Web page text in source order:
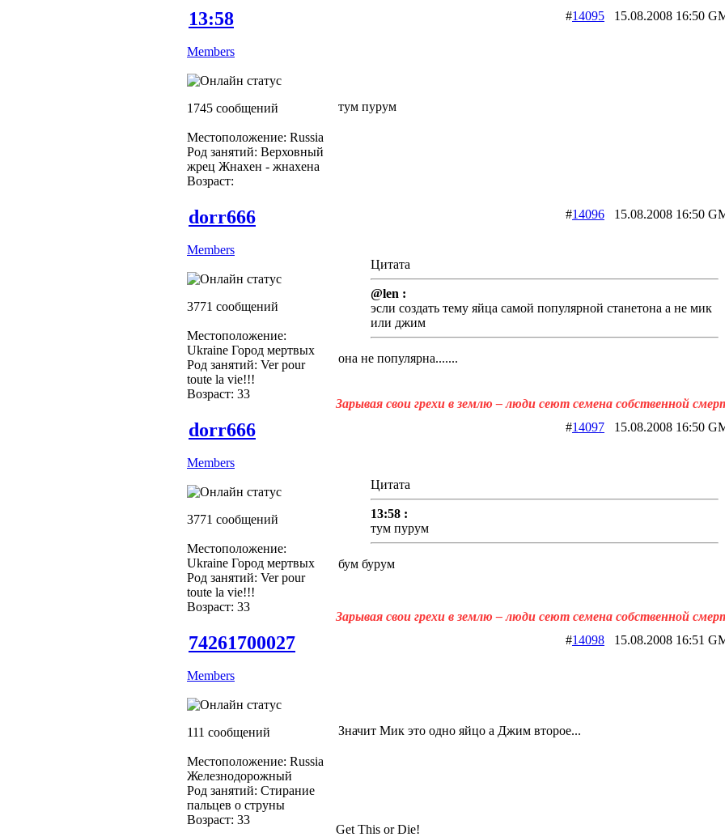
13:58
Members
1745 сообщений
Местоположение: Russia
Род занятий: Верховный
жрец Жнахен - жнахена
Возраст:
#14095 15.08.2008 16:50
тум пурум
dorr666
Members
3771 сообщений
Местоположение:
Ukraine Город мертвых
Род занятий: Ver pour
toute la vie!!!
Возраст: 33
#14096 15.08.2008 16:50
Цитата
@len :
эсли создать тему яйца самой популярной станетона а не мик
или джим
она не популярна.......
Зарывая свои грехи в землю – люди сеют семена собственной
dorr666
Members
3771 сообщений
Местоположение:
Ukraine Город мертвых
Род занятий: Ver pour
toute la vie!!!
Возраст: 33
#14097 15.08.2008 16:50
Цитата
13:58 :
тум пурум
бум бурум
Зарывая свои грехи в землю – люди сеют семена собственной
74261700027
Members
111 сообщений
Местоположение: Russia
Железнодорожный
Род занятий: Стирание
пальцев о струны
Возраст: 33
#14098 15.08.2008 16:51
Значит Мик это одно яйцо а Джим второе...
Get This or Die!